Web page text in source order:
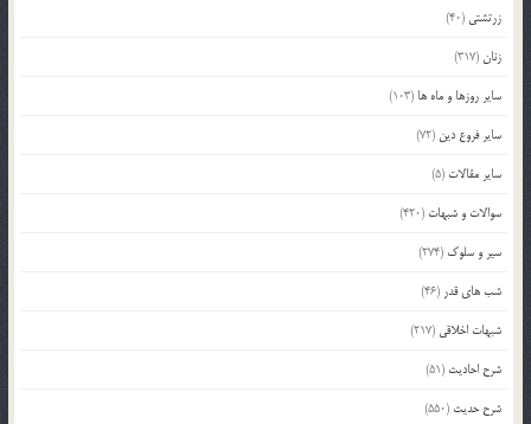
زرتشتی (40)
زنان(317)
سایر روزها و ماه ها (103)
سایر فروع دین (72)
سایر مقالات (5)
سوالات و شبهات (420)
سیر و سلوک (274)
شب های قدر (46)
شبهات اخلاقی (217)
شرح احادیث (51)
شرح حدیث (550)